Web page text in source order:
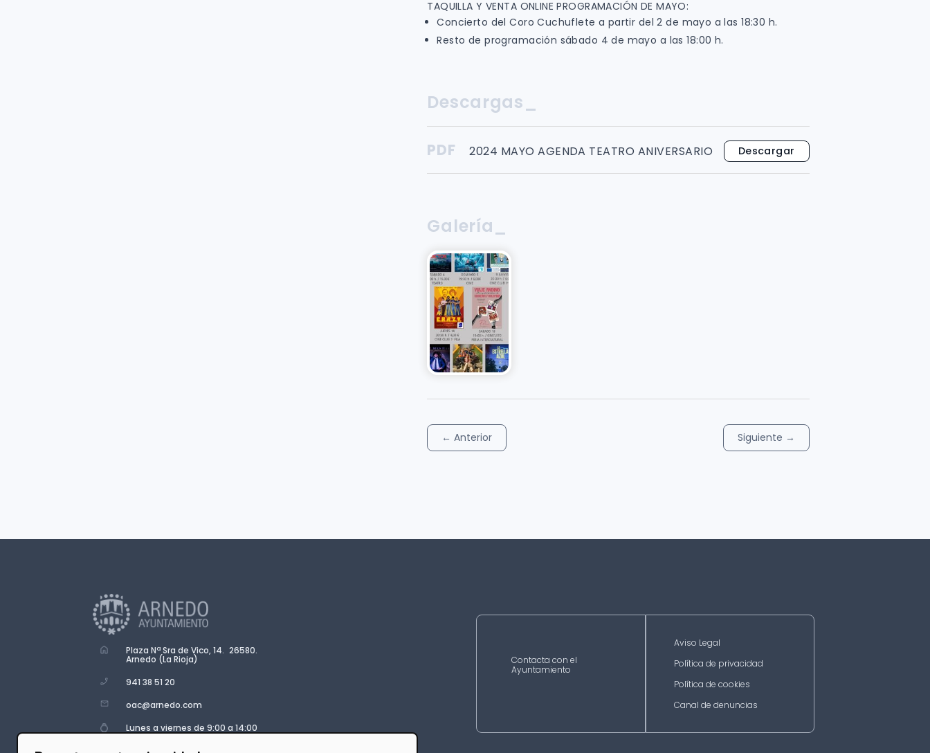
TAQUILLA Y VENTA ONLINE PROGRAMACIÓN DE MAYO:
Concierto del Coro Cuchuflete a partir del 2 de mayo a las 18:30 h.
Resto de programación sábado 4 de mayo a las 18:00 h.
Descargas_
PDF 2024 MAYO AGENDA TEATRO ANIVERSARIO Descargar
Galería_
←Anterior Siguiente →
Plaza Nª Sra de Vico, 14. 26580.
Arnedo (La Rioja)
941 38 51 20
oac@arnedo.com
Lunes a viernes de 9:00 a 14:00
Contacta con el
Ayuntamiento
Aviso Legal
Política de privacidad
Política de cookies
Canal de denuncias